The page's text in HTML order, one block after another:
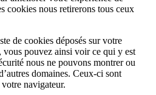
cookies nous retirerons tous ceux
de cookies déposés sur votre
pouvez ainsi voir ce qui y est
nous ne pouvons montrer ou
domaines. Ceux-ci sont
navigateur.